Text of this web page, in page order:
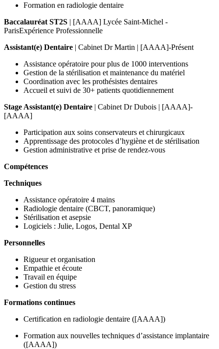
Formation en radiologie dentaire
Baccalauréat ST2S | [AAAA] Lycée Saint-Michel -
ParisExpérience Professionnelle
Assistant(e) Dentaire | Cabinet Dr Martin | [AAAA]-Présent
Assistance opératoire pour plus de 1000 interventions
Gestion de la stérilisation et maintenance du matériel
Coordination avec les prothésistes dentaires
Accueil et suivi de 30+ patients quotidiennement
Stage Assistant(e) Dentaire | Cabinet Dr Dubois | [AAAA]-
[AAAA]
Participation aux soins conservateurs et chirurgicaux
Apprentissage des protocoles d’hygiène et de stérilisation
Gestion administrative et prise de rendez-vous
Compétences
Techniques
Assistance opératoire 4 mains
Radiologie dentaire (CBCT, panoramique)
Stérilisation et asepsie
Logiciels : Julie, Logos, Dental XP
Personnelles
Rigueur et organisation
Empathie et écoute
Travail en équipe
Gestion du stress
Formations continues
Certification en radiologie dentaire ([AAAA])
Formation aux nouvelles techniques d’assistance implantaire
([AAAA])